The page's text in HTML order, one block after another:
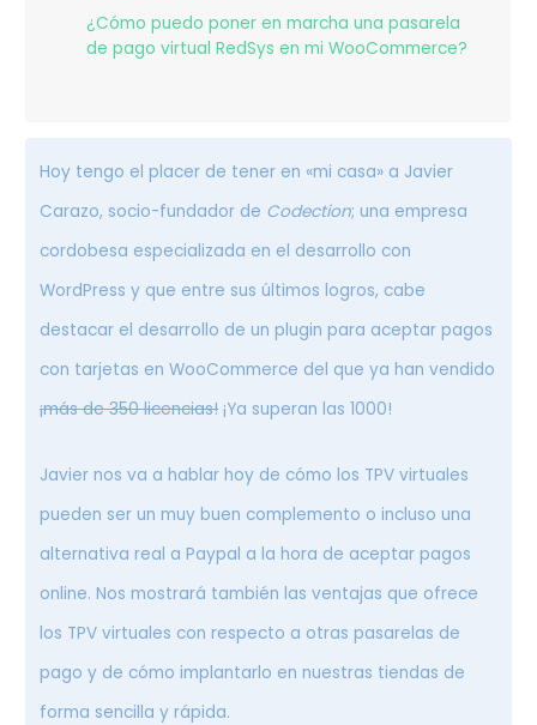
¿Cómo puedo poner en marcha una pasarela
de pago virtual RedSys en mi WooCommerce?
Hoy tengo el placer de tener en «mi casa» a Javier
Carazo, socio-fundador de Codection; una empresa
cordobesa especializada en el desarrollo con
WordPress y que entre sus últimos logros, cabe
destacar el desarrollo de un plugin para aceptar pagos
con tarjetas en WooCommerce del que ya han vendido
¡más de 350 licencias! ¡Ya superan las 1000!
Javier nos va a hablar hoy de cómo los TPV virtuales
pueden ser un muy buen complemento o incluso una
alternativa real a Paypal a la hora de aceptar pagos
online. Nos mostrará también las ventajas que ofrece
los TPV virtuales con respecto a otras pasarelas de
pago y de cómo implantarlo en nuestras tiendas de
forma sencilla y rápida.